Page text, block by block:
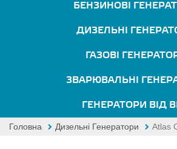
БЕНЗИНОВІ
ДИЗЕЛЬНІ
ГАЗОВІ
ЗВАРЮВАЛЬНІ
ГЕНЕРАТОРИ ВІД
Головна Дизельні Генератори Atlas